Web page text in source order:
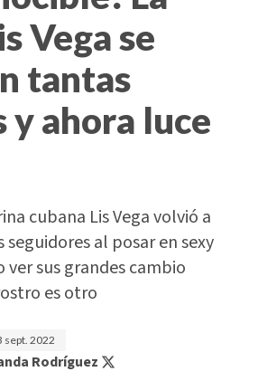
Vega se
tantas
y ahora luce
cubana Lis Vega volvió a
seguidores al posar en sexy
ver sus grandes cambio
es otro
sept. 2022
Rodríguez